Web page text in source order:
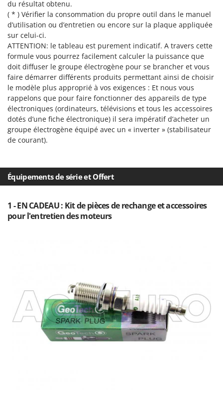
Stiga
Stocker
Sunseeker
T
Tecla
TecnoGen
Tellarini Pompe
Telwin
Tenco
Tineco
Tornado
Tre Spade
Trev - Abrek - TecnoVIR
Trotec
Verdemax
Vesco
Volpi
du résultat obtenu.
( * ) Vérifier la consommation du propre outil dans le manuel
d’utilisation ou d’entretien ou encore sur la plaque appliquée
sur celui-ci.
ATTENTION: le tableau est purement indicatif. A travers cette
formule vous pourrez facilement calculer la puissance que
doit diffuser le groupe électrogène pour se brancher et vous
faire démarrer différents produits permettant ainsi de choisir
le modèle plus approprié à vos exigences : Et nous vous
rappelons que pour faire fonctionner des appareils de type
électroniques (ordinateurs, télévisions et tous les accessoires
dotés d’une fiche électronique) il sera impératif d’acheter un
groupe électrogène équipé avec un « inverter » (stabilisateur
de courant).
Équipements de série et Offert
1 - EN CADEAU : Kit de pièces de rechange et accessoires
pour l'entretien des moteurs